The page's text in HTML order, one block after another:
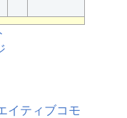
イティブコモ